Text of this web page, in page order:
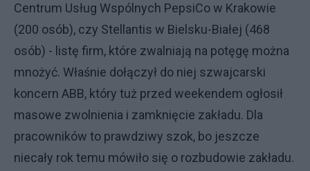
Centrum Usług Wspólnych PepsiCo w Krakowie
(200 osób), czy Stellantis w Bielsku-Białej (468
osób) - listę firm, które zwalniają na potęgę można
mnożyć. Właśnie dołączył do niej szwajcarski
koncern ABB, który tuż przed weekendem ogłosił
masowe zwolnienia i zamknięcie zakładu. Dla
pracowników to prawdziwy szok, bo jeszcze
niecały rok temu mówiło się o rozbudowie zakładu.